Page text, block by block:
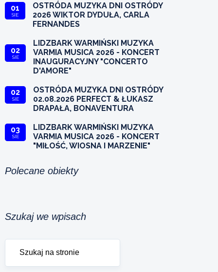
01
SIE
OSTRÓDA MUZYKA DNI OSTRÓDY
2026 WIKTOR DYDUŁA, CARLA
FERNANDES
02
SIE
LIDZBARK WARMIŃSKI MUZYKA
VARMIA MUSICA 2026 - KONCERT
INAUGURACYJNY "CONCERTO
D'AMORE"
02
SIE
OSTRÓDA MUZYKA DNI OSTRÓDY
02.08.2026 PERFECT & ŁUKASZ
DRAPAŁA, BONAVENTURA
03
SIE
LIDZBARK WARMIŃSKI MUZYKA
VARMIA MUSICA 2026 - KONCERT
"MIŁOŚĆ, WIOSNA I MARZENIE"
Polecane obiekty
Szukaj we wpisach